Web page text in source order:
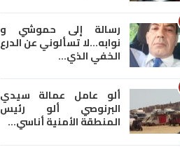
رسالة إلى حموشي و
نوابه…لا تسألوني عن الدرع
الخفي الذي…
ألو عامل عمالة سيدي
البرنوصي ألو رئيس
المنطقة الأمنية أناسي…